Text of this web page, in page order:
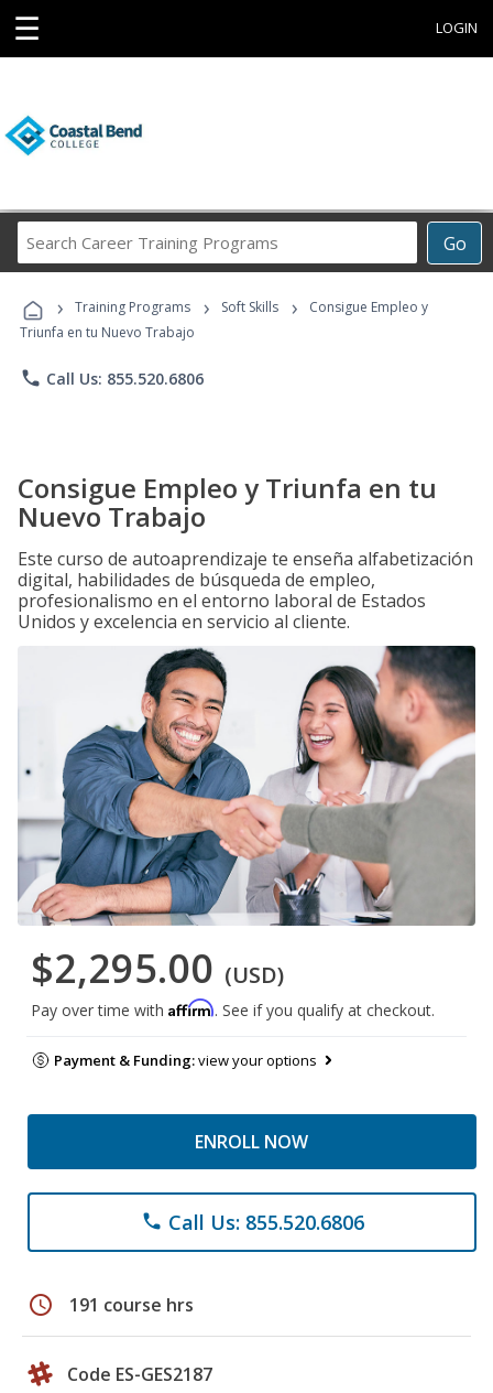
☰ LOGIN
Go
Career
Programs
› Training Programs › Soft Skills ›
Consigue Empleo y
Triunfa en tu Nuevo Trabajo
phone Call Us: 855.520.6806
Consigue Empleo y Triunfa en tu
Nuevo Trabajo
Este curso de autoaprendizaje te enseña alfabetización
digital, habilidades de búsqueda de empleo,
profesionalismo en el entorno laboral de Estados
Unidos y excelencia en servicio al cliente.
$2,295.00 (USD)
Pay over time with Affirm. See if you qualify at checkout.
Payment & Funding:view your options
ENROLL NOW
phone Call Us: 855.520.6806
schedule 191 course hrs
Code ES-GES2187